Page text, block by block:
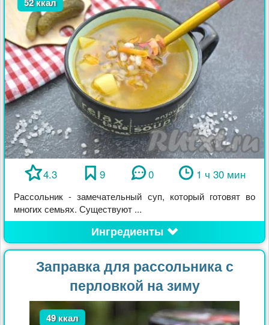
4.3 9 0 1 ч 30 мин
Рассольник - замечательный суп, который готовят во
многих семьях. Существуют ...
Ингредиенты
Заправка для рассольника с
перловкой на зиму
49 ккал